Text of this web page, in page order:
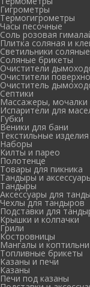
Гигрометры
Термогигрометры
Часы песочные
Соль розовая
Плитка соляная и
Светильники соляные
Соляные брикеты
Очистители
Очистители
Очиститель
Септики
Массажеры, мочалки
Испарители для
Губки
Веники для бани
Текстильные изделия
Наборы
Килты и парео
Полотенце
Товары для пикника
Тандыры и
Тандыры
Аксессуары для
Чехлы для тандыров
Подставки для
Крышки и колпачки
Грили
Костровницы
Мангалы и коптильни
Топливные брикеты
Казаны и печи
Казаны
Печи под казаны